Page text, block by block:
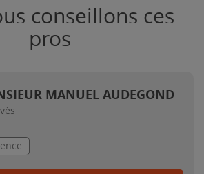
conseillons ces
pros
MANUEL AUDEGOND